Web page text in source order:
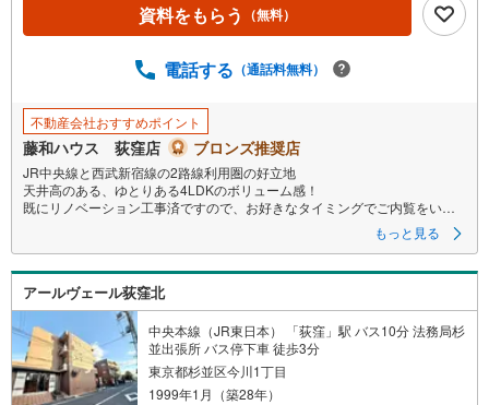
資料をもらう （無料）
電話する （通話料無料）
不動産会社おすすめポイント
藤和ハウス 荻窪店 ブロンズ推奨店
JR中央線と西武新宿線の2路線利用圏の好立地
天井高のある、ゆとりある4LDKのボリューム感！
既にリノベーション工事済ですので、お好きなタイミングでご内覧をいた
もっと見る
アールヴェール荻窪北
中央本線（JR東日本） 「荻窪」駅 バス10分 法務局杉
並出張所 バス停下車 徒歩3分
東京都杉並区今川1丁目
1999年1月（築28年）